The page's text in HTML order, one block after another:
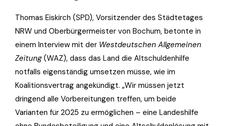
Thomas Eiskirch (SPD), Vorsitzender des Städtetages
NRW und Oberbürgermeister von Bochum, betonte in
einem Interview mit der Westdeutschen Allgemeinen
Zeitung(WAZ), dass das Land die Altschuldenhilfe
notfalls eigenständig umsetzen müsse, wie im
Koalitionsvertrag angekündigt. „Wir müssen jetzt
dringend alle Vorbereitungen treffen, um beide
Varianten für 2025 zu ermöglichen – eine Landeshilfe